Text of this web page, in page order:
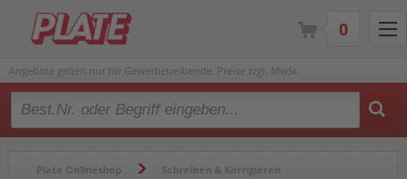
Angebote gelten nur für Gewerbetreibende. Preise zzgl. MwSt.
Type 2 or more characters for results.
Plate Onlineshop Schreiben & Korrigieren
0